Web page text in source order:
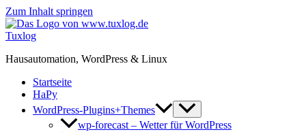
Zum Inhalt springen
Tuxlog
Hausautomation, WordPress & Linux
Startseite
HaPy
WordPress-Plugins+Themes
wp-forecast – Wetter für WordPress